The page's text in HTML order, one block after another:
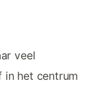
veel
in het centrum